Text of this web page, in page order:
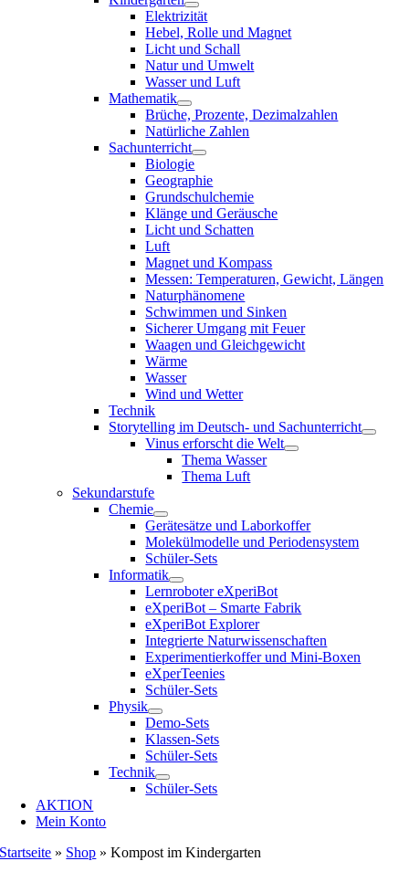
Elektrizität
Hebel, Rolle und Magnet
Licht und Schall
Natur und Umwelt
Wasser und Luft
Mathematik
Brüche, Prozente, Dezimalzahlen
Natürliche Zahlen
Sachunterricht
Biologie
Geographie
Grundschulchemie
Klänge und Geräusche
Licht und Schatten
Luft
Magnet und Kompass
Messen: Temperaturen, Gewicht, Längen
Naturphänomene
Schwimmen und Sinken
Sicherer Umgang mit Feuer
Waagen und Gleichgewicht
Wärme
Wasser
Wind und Wetter
Technik
Storytelling im Deutsch- und Sachunterricht
Vinus erforscht die Welt
Thema Wasser
Thema Luft
Sekundarstufe
Chemie
Gerätesätze und Laborkoffer
Molekülmodelle und Periodensystem
Schüler-Sets
Informatik
Lernroboter eXperiBot
eXperiBot – Smarte Fabrik
eXperiBot Explorer
Integrierte Naturwissenschaften
Experimentierkoffer und Mini-Boxen
eXperTeenies
Schüler-Sets
Physik
Demo-Sets
Klassen-Sets
Schüler-Sets
Technik
Schüler-Sets
AKTION
Mein Konto
Startseite » Shop »Kompost im Kindergarten